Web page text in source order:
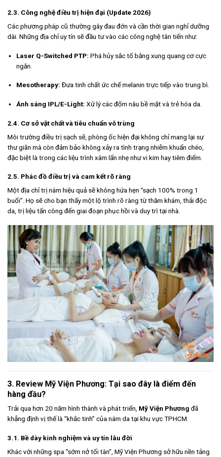
2.3. Công nghệ điều trị hiện đại (Update 2026)
Các phương pháp cũ thường gây đau đớn và cần thời gian nghỉ dưỡng
dài. Những địa chỉ uy tín sẽ đầu tư vào các công nghệ tân tiến như:
Laser Q-Switched PTP: Phá hủy sắc tố bằng xung quang cơ cực
ngắn.
Mesotherapy: Đưa tinh chất ức chế melanin trực tiếp vào trung bì.
Ánh sáng IPL/E-Light: Xử lý các đốm nâu bề mặt và trẻ hóa da.
2.4. Cơ sở vật chất và tiêu chuẩn vô trùng
Môi trường điều trị sạch sẽ, phòng ốc hiện đại không chỉ mang lại sự
thư giãn mà còn đảm bảo không xảy ra tình trạng nhiễm khuẩn chéo,
đặc biệt là trong các liệu trình xâm lấn nhẹ như vi kim hay tiêm điểm.
2.5. Phác đồ điều trị và cam kết rõ ràng
Một địa chỉ trị nám hiệu quả sẽ không hứa hẹn “sạch 100% trong 1
buổi”. Họ sẽ cho bạn thấy một lộ trình rõ ràng từ thăm khám, thải độc
da, trị liệu tấn công đến giai đoạn phục hồi và duy trì tại nhà.
3. Review Mỹ Viện Phương: Tại sao đây là điểm đến
hàng đầu?
Trải qua hơn 20 năm hình thành và phát triển, Mỹ Viện Phương đã
khẳng định vị thế là “khắc tinh” của nám da tại khu vực TPHCM.
3.1. Bề dày kinh nghiệm và uy tín lâu đời
Khác với những spa “sớm nở tối tàn”, Mỹ Viện Phương sở hữu nền tảng